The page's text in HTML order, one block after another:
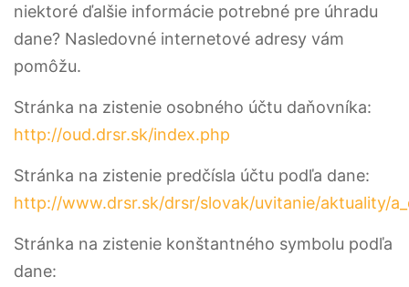
niektoré ďalšie informácie potrebné pre úhradu
dane? Nasledovné internetové adresy vám
pomôžu.
Stránka na zistenie osobného účtu daňovníka:
http://oud.drsr.sk/index.php
Stránka na zistenie predčísla účtu podľa dane:
http://www.drsr.sk/drsr/slovak/uvitanie/aktuality/
Stránka na zistenie konštantného symbolu podľa
dane: